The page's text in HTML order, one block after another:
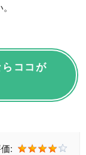
ココが
: